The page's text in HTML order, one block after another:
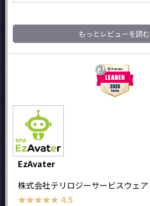
もっとレビューを読む
EzAvater
株式会社テリロジーサービスウェア
★★★★★
★★★★★ 4.5